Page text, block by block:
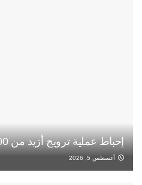
إحباط عملية ترويج أزيد من 7000 قرص مخدر بأكادير
أغسطس 5, 2026